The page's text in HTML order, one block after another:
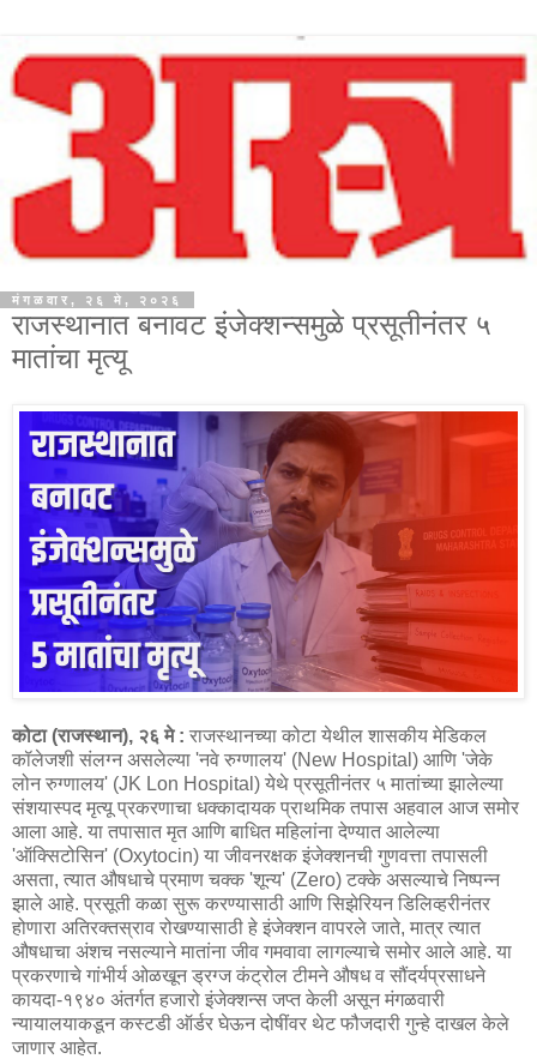
मंगळवार, २६ मे, २०२६
राजस्थानात बनावट इंजेक्शन्समुळे प्रसूतीनंतर ५
मातांचा मृत्यू
कोटा (राजस्थान), २६ मे : राजस्थानच्या कोटा येथील शासकीय मेडिकल
कॉलेजशी संलग्न असलेल्या 'नवे रुग्णालय' (New Hospital) आणि 'जेके
लोन रुग्णालय' (JK Lon Hospital) येथे प्रसूतीनंतर ५ मातांच्या झालेल्या
संशयास्पद मृत्यू प्रकरणाचा धक्कादायक प्राथमिक तपास अहवाल आज समोर
आला आहे. या तपासात मृत आणि बाधित महिलांना देण्यात आलेल्या
'ऑक्सिटोसिन' (Oxytocin) या जीवनरक्षक इंजेक्शनची गुणवत्ता तपासली
असता, त्यात औषधाचे प्रमाण चक्क 'शून्य' (Zero) टक्के असल्याचे निष्पन्न
झाले आहे. प्रसूती कळा सुरू करण्यासाठी आणि सिझेरियन डिलिव्हरीनंतर
होणारा अतिरक्तस्राव रोखण्यासाठी हे इंजेक्शन वापरले जाते, मात्र त्यात
औषधाचा अंशच नसल्याने मातांना जीव गमवावा लागल्याचे समोर आले आहे. या
प्रकरणाचे गांभीर्य ओळखून ड्रग्ज कंट्रोल टीमने औषध व सौंदर्यप्रसाधने
कायदा-१९४० अंतर्गत हजारो इंजेक्शन्स जप्त केली असून मंगळवारी
न्यायालयाकडून कस्टडी ऑर्डर घेऊन दोषींवर थेट फौजदारी गुन्हे दाखल केले
जाणार आहेत.